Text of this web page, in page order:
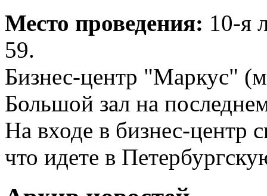
Место проведения: 10-я
59.
Бизнес-центр "Маркус"
Большой зал на
На входе в бизнес-центр
что идете в